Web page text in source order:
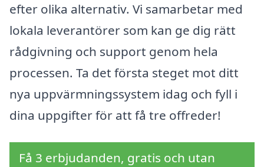
efter olika alternativ. Vi samarbetar med
lokala leverantörer som kan ge dig rätt
rådgivning och support genom hela
processen. Ta det första steget mot ditt
nya uppvärmningssystem idag och fyll i
dina uppgifter för att få tre offreder!
Få 3 erbjudanden, gratis och utan